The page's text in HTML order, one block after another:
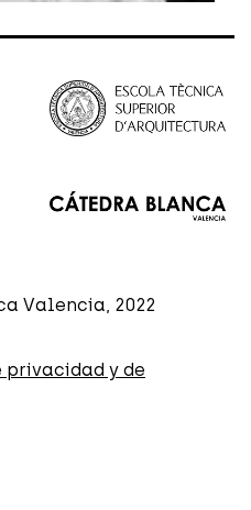
Valencia, 2022
y de